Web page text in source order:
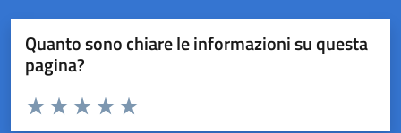
Quanto sono chiare le informazioni su questa
pagina?
Valuta da 1 a 5 stelle la pagina
Valuta 5 stelle su 5
Valuta 4 stelle su 5
Valuta 3 stelle su 5
Valuta 2 stelle su 5
Valuta 1 stelle su 5